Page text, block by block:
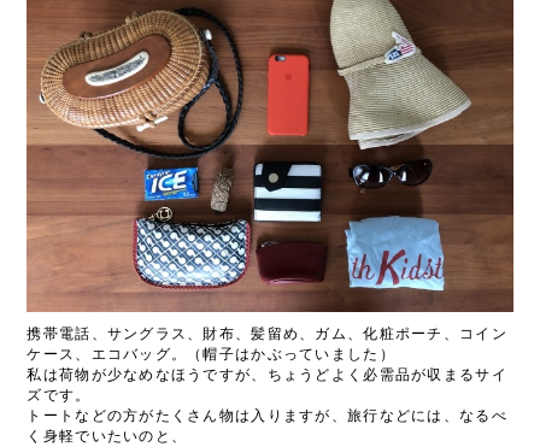
携帯電話、サングラス、財布、髪留め、ガム、化粧ポーチ、コイン
ケース、エコバッグ。（帽子はかぶっていました）
私は荷物が少なめなほうですが、ちょうどよく必需品が収まるサイ
ズです。
トートなどの方がたくさん物は入りますが、旅行などには、なるべ
く身軽でいたいのと、